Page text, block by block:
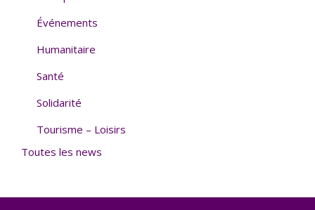
Événements
Humanitaire
Santé
Solidarité
Tourisme – Loisirs
Toutes les news